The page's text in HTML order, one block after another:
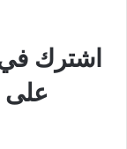
اشترك في
على